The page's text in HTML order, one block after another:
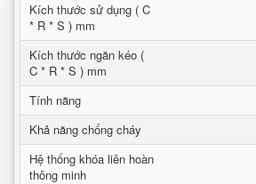
Kích thước sử dụng ( C
* R * S ) mm
Kích thước ngăn kéo (
C * R * S ) mm
Tính năng
Khả năng chống cháy
Hệ thống khóa liên hoàn
thông minh